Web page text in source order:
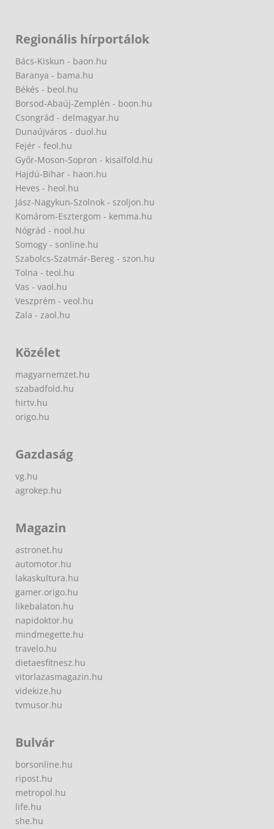
Regionális hírportálok
Bács-Kiskun - baon.hu
Baranya - bama.hu
Békés - beol.hu
Borsod-Abaúj-Zemplén - boon.hu
Csongrád - delmagyar.hu
Dunaújváros - duol.hu
Fejér - feol.hu
Győr-Moson-Sopron - kisalfold.hu
Hajdú-Bihar - haon.hu
Heves - heol.hu
Jász-Nagykun-Szolnok - szoljon.hu
Komárom-Esztergom - kemma.hu
Nógrád - nool.hu
Somogy - sonline.hu
Szabolcs-Szatmár-Bereg - szon.hu
Tolna - teol.hu
Vas - vaol.hu
Veszprém - veol.hu
Zala - zaol.hu
Közélet
magyarnemzet.hu
szabadfold.hu
hirtv.hu
origo.hu
Gazdaság
vg.hu
agrokep.hu
Magazin
astronet.hu
automotor.hu
lakaskultura.hu
gamer.origo.hu
likebalaton.hu
napidoktor.hu
mindmegette.hu
travelo.hu
dietaesfitnesz.hu
vitorlazasmagazin.hu
videkize.hu
tvmusor.hu
Bulvár
borsonline.hu
ripost.hu
metropol.hu
life.hu
she.hu